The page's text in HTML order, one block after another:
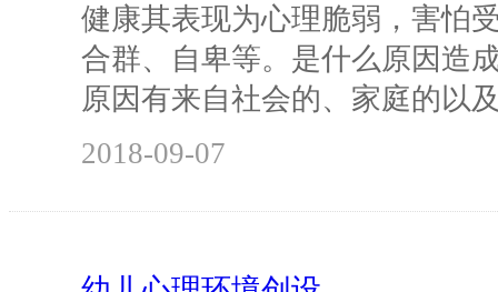
健康其表现为心理脆弱，害怕
合群、自卑等。是什么原因造
原因有来自社会的、家庭的以
2018-09-07